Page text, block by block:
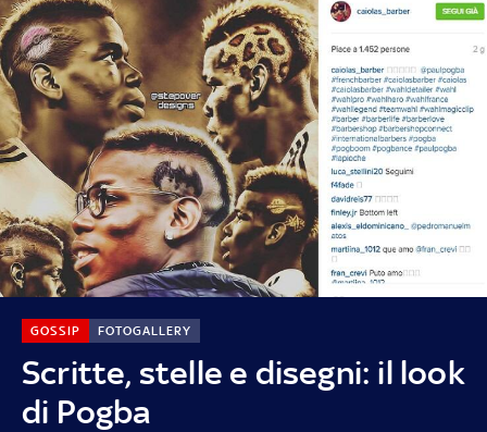
Scritte, stelle e disegni: il look
di Pogba
GOSSIP FOTOGALLERY